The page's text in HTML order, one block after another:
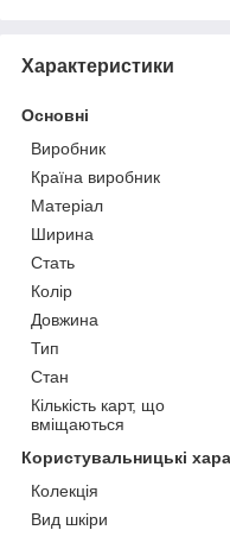
Характеристики
Основні
Виробник
Країна виробник
Матеріал
Ширина
Стать
Колір
Довжина
Тип
Стан
Кількість карт, що
вміщаються
Користувальницькі
Колекція
Вид шкіри